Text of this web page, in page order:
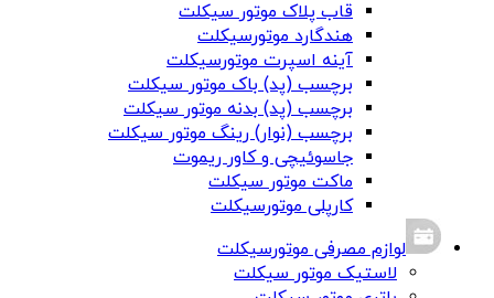
قاب پلاک موتور سیکلت
هندگارد موتورسیکلت
آینه اسپرت موتورسیکلت
برچسب (پد) باک موتور سیکلت
برچسب (پد) بدنه موتور سیکلت
برچسب (نوار) رینگ موتور سیکلت
جاسوئیچی و کاور ریموت
ماکت موتور سیکلت
کارپلی موتورسیکلت
لوازم مصرفی موتورسیکلت
لاستیک موتور سیکلت